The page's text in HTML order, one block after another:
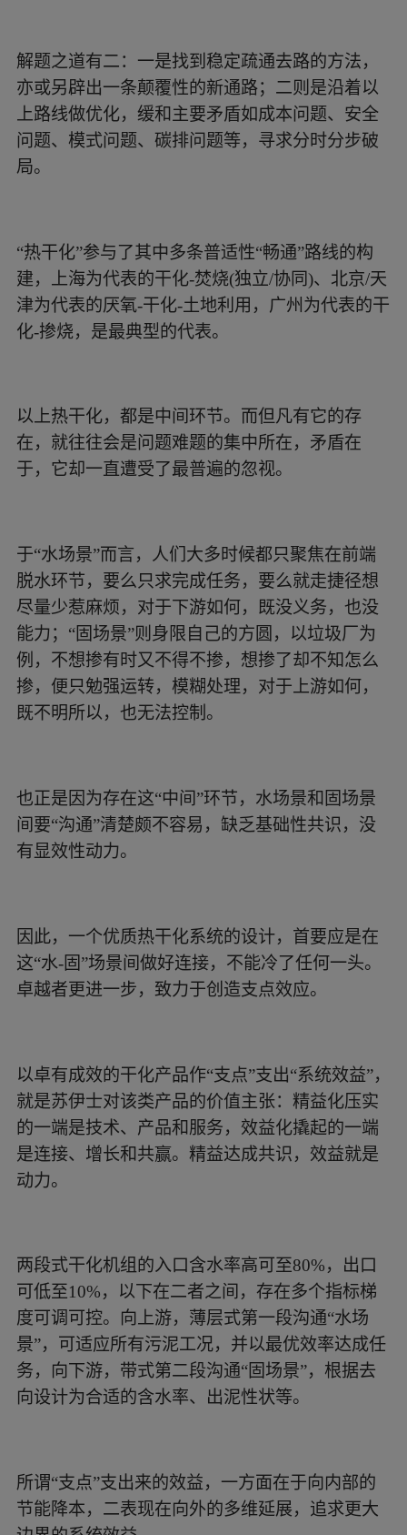
解题之道有二：一是找到稳定疏通去路的方法，
亦或另辟出一条颠覆性的新通路；二则是沿着以
上路线做优化，缓和主要矛盾如成本问题、安全
问题、模式问题、碳排问题等，寻求分时分步破
局。
“热干化”参与了其中多条普适性“畅通”路线的构
建，上海为代表的干化-焚烧(独立/协同)、北京/天
津为代表的厌氧-干化-土地利用，广州为代表的干
化-掺烧，是最典型的代表。
以上热干化，都是中间环节。而但凡有它的存
在，就往往会是问题难题的集中所在，矛盾在
于，它却一直遭受了最普遍的忽视。
于“水场景”而言，人们大多时候都只聚焦在前端
脱水环节，要么只求完成任务，要么就走捷径想
尽量少惹麻烦，对于下游如何，既没义务，也没
能力；“固场景”则身限自己的方圆，以垃圾厂为
例，不想掺有时又不得不掺，想掺了却不知怎么
掺，便只勉强运转，模糊处理，对于上游如何，
既不明所以，也无法控制。
也正是因为存在这“中间”环节，水场景和固场景
间要“沟通”清楚颇不容易，缺乏基础性共识，没
有显效性动力。
因此，一个优质热干化系统的设计，首要应是在
这“水-固”场景间做好连接，不能冷了任何一头。
卓越者更进一步，致力于创造支点效应。
以卓有成效的干化产品作“支点”支出“系统效益”，
就是苏伊士对该类产品的价值主张：精益化压实
的一端是技术、产品和服务，效益化撬起的一端
是连接、增长和共赢。精益达成共识，效益就是
动力。
两段式干化机组的入口含水率高可至80%，出口
可低至10%，以下在二者之间，存在多个指标梯
度可调可控。向上游，薄层式第一段沟通“水场
景”，可适应所有污泥工况，并以最优效率达成任
务，向下游，带式第二段沟通“固场景”，根据去
向设计为合适的含水率、出泥性状等。
所谓“支点”支出来的效益，一方面在于向内部的
节能降本，二表现在向外的多维延展，追求更大